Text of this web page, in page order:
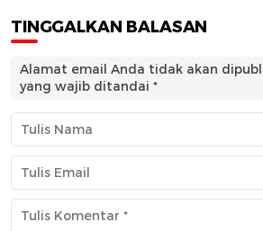
TINGGALKAN BALASAN
Alamat email Anda tidak akan
yang wajib ditandai *